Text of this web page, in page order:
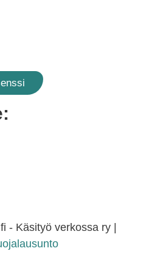
- Käsityö verkossa ry |